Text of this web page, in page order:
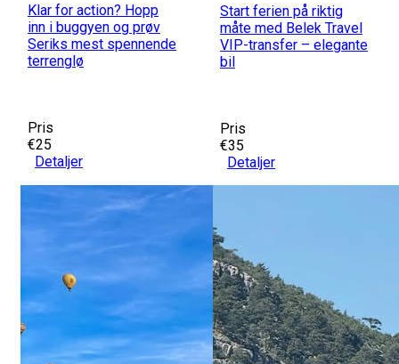
Klar for action? Hopp
inn i buggyen og prøv
Seriks mest spennende
terrenglø
Pris
€25
Detaljer
Start ferien på riktig
måte med Belek Travel
VIP-transfer – elegante
bil
Pris
€35
Detaljer